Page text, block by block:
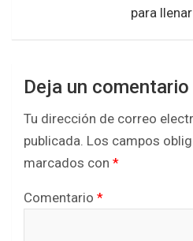
para
Deja un comentario
Tu dirección de correo
publicada. Los campos
marcados con *
Comentario *